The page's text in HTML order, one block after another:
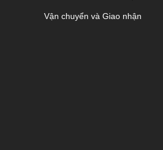
Vận chuyển và Giao nhận